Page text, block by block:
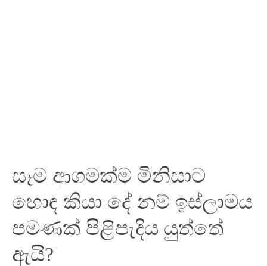
සෑම ආගමක්ම මිනිසාට
හොඳ කියා දේ නම් ඉස්ලාමය
පමණක් පිළිපැදිය යුත්තේ
ඇයි?